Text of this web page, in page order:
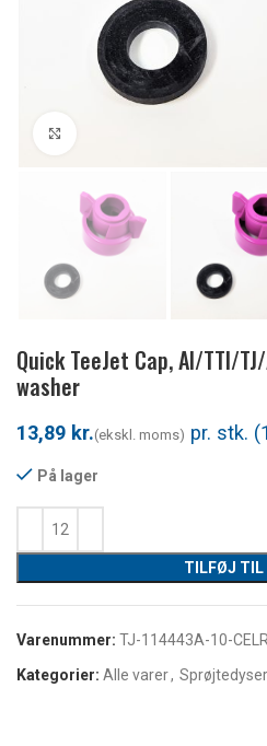
Quick TeeJet Cap, AI/TTI/
washer
kr.
På lager
TILFØJ TIL
Varenummer: TJ-114443A-10-
Kategorier: Alle varer, Sprøjtedyser